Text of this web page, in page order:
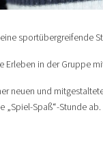
sportübergreifende
Erleben in der Gruppe
neuen und
„Spiel-Spaß“-Stunde ab.